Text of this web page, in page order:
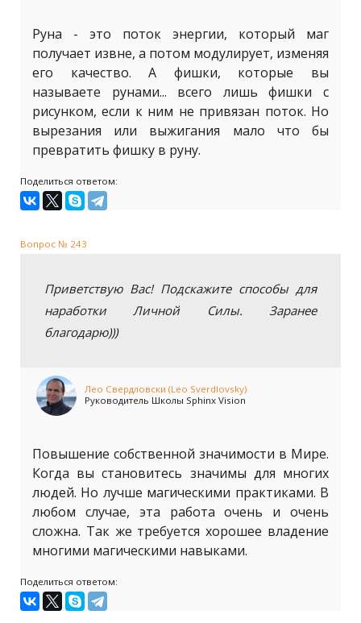
Руна - это поток энергии, который маг
получает извне, а потом модулирует, изменяя
его качество. А фишки, которые вы
называете рунами... всего лишь фишки с
рисунком, если к ним не привязан поток. Но
вырезания или выжигания мало что бы
превратить фишку в руну.
Поделиться ответом:
Вопрос № 243
Приветствую Вас! Подскажите способы для
наработки Личной Силы. Заранее
благодарю)))
Лео Свердловски (Leo Sverdlovsky)
Руководитель Школы Sphinx Vision
Повышение собственной значимости в Мире.
Когда вы становитесь значимы для многих
людей. Но лучше магическими практиками. В
любом случае, эта работа очень и очень
сложна. Так же требуется хорошее владение
многими магическими навыками.
Поделиться ответом: